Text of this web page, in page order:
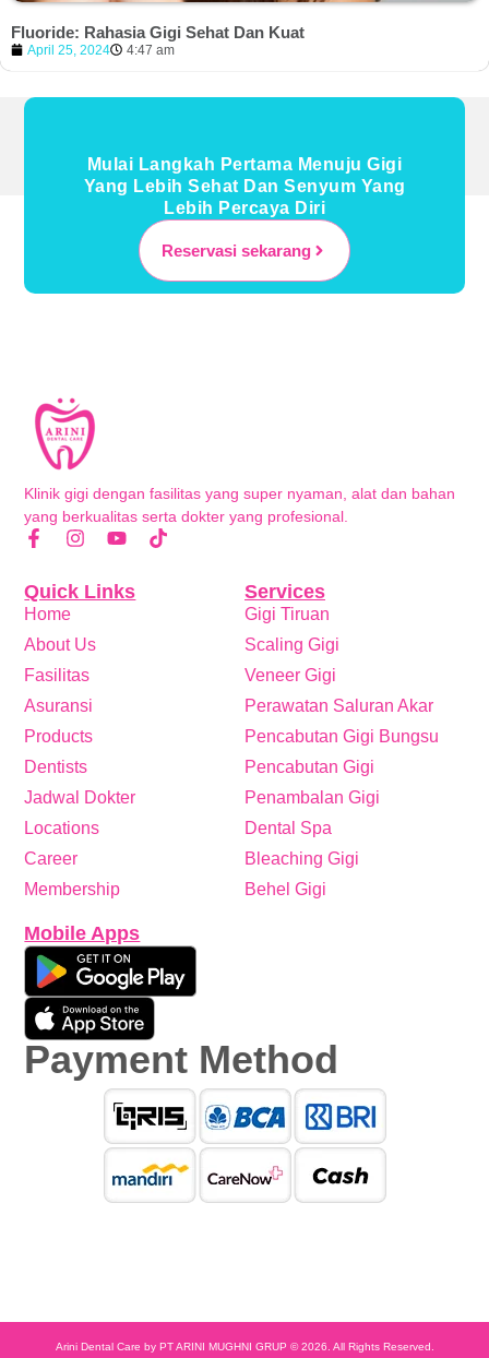
Fluoride: Rahasia Gigi Sehat Dan Kuat
April 25, 2024 4:47 am
Mulai Langkah Pertama Menuju Gigi
Yang Lebih Sehat Dan Senyum Yang
Lebih Percaya Diri
Reservasi sekarang
Klinik gigi dengan fasilitas yang super nyaman, alat dan bahan
yang berkualitas serta dokter yang profesional.
Services
Gigi Tiruan
Scaling Gigi
Veneer Gigi
Perawatan Saluran Akar
Pencabutan Gigi Bungsu
Pencabutan Gigi
Penambalan Gigi
Dental Spa
Bleaching Gigi
Behel Gigi
Quick Links
Home
About Us
Fasilitas
Asuransi
Products
Dentists
Jadwal Dokter
Locations
Career
Membership
Mobile Apps
Payment Method
Arini Dental Care by PT ARINI MUGHNI GRUP © 2026. All Rights Reserved.